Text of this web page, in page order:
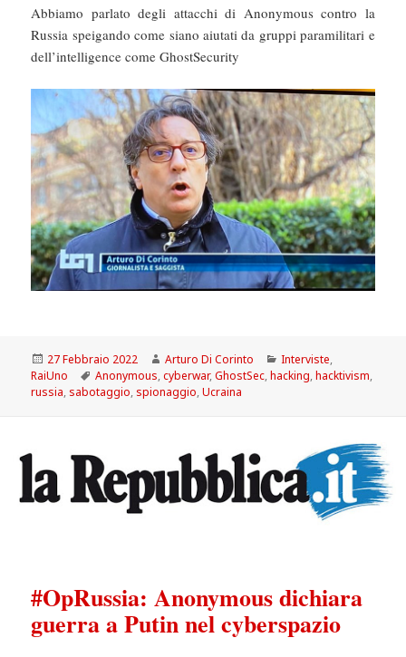
Abbiamo parlato degli attacchi di Anonymous contro la
Russia speigando come siano aiutati da gruppi paramilitari e
dell’intelligence come GhostSecurity
Scritto
il
27 Febbraio 2022 Autore
Arturo Di Corinto Categorie
Interviste,
RaiUno
Tag
Anonymous,cyberwar,GhostSec,hacking,hacktivism,
russia, sabotaggio, spionaggio,Ucraina
#OpRussia: Anonymous dichiara
guerra a Putin nel cyberspazio